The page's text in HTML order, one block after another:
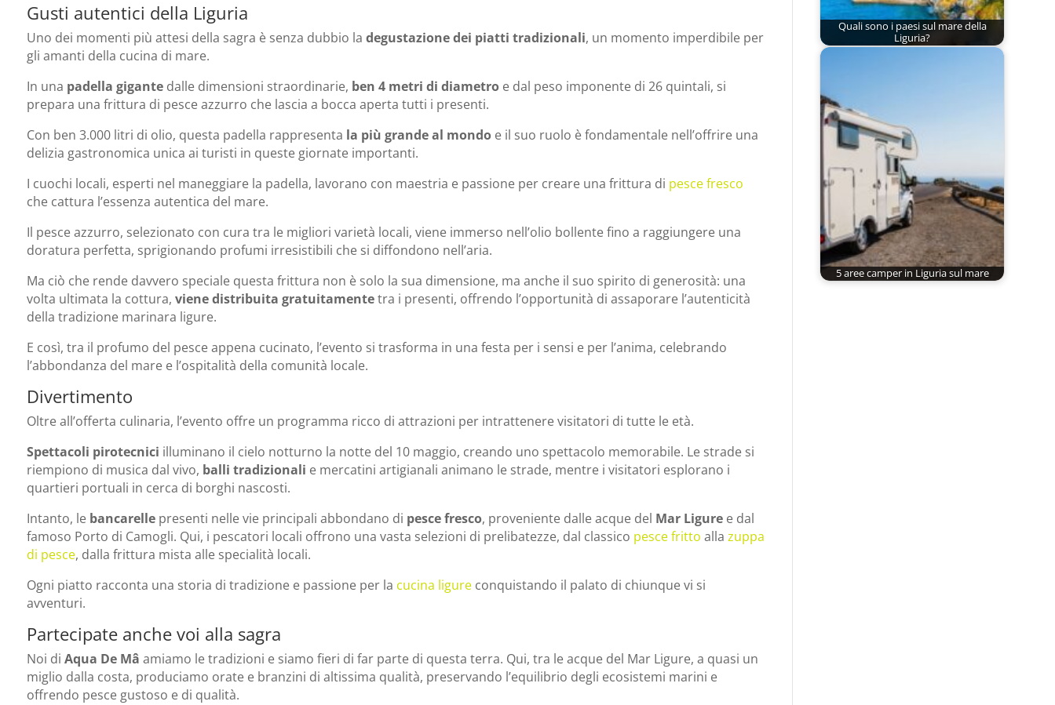
Gusti autentici della Liguria
Uno dei momenti più attesi della sagra è senza dubbio la degustazione dei piatti tradizionali, un momento imperdibile per
gli amanti della cucina di mare.
In una padella gigantedalle dimensioni straordinarie, ben 4 metri di diametroe dal peso imponente di 26 quintali, si
prepara una frittura di pesce azzurro che lascia a bocca aperta tutti i presenti.
Con ben 3.000 litri di olio, questa padella rappresenta la più grande al mondoe il suo ruolo è fondamentale nell’offrire una
delizia gastronomica unica ai turisti in queste giornate importanti.
I cuochi locali, esperti nel maneggiare la padella, lavorano con maestria e passione per creare una frittura di pesce fresco
che cattura l’essenza autentica del mare.
Il pesce azzurro, selezionato con cura tra le migliori varietà locali, viene immerso nell’olio bollente fino a raggiungere una
doratura perfetta, sprigionando profumi irresistibili che si diffondono nell’aria.
Ma ciò che rende davvero speciale questa frittura non è solo la sua dimensione, ma anche il suo spirito di generosità: una
volta ultimata la cottura, viene distribuita gratuitamentetra i presenti, offrendo l’opportunità di assaporare l’autenticità
della tradizione marinara ligure.
E così, tra il profumo del pesce appena cucinato, l’evento si trasforma in una festa per i sensi e per l’anima, celebrando
l’abbondanza del mare e l’ospitalità della comunità locale.
Divertimento
Oltre all’offerta culinaria, l’evento offre un programma ricco di attrazioni per intrattenere visitatori di tutte le età.
Spettacoli pirotecnici illuminano il cielo notturno la notte del 10 maggio, creando uno spettacolo memorabile. Le strade si
riempiono di musica dal vivo, balli tradizionali e mercatini artigianali animano le strade, mentre i visitatori esplorano i
quartieri portuali in cerca di borghi nascosti.
Intanto, le bancarellepresenti nelle vie principali abbondano di pesce fresco, proveniente dalle acque del Mar Ligure e dal
famoso Porto di Camogli. Qui, i pescatori locali offrono una vasta selezioni di prelibatezze, dal classico pesce fritto alla zuppa
di pesce, dalla frittura mista alle specialità locali.
Ogni piatto racconta una storia di tradizione e passione per la cucina ligureconquistando il palato di chiunque vi si
avventuri.
Partecipate anche voi alla sagra
Noi di Aqua De Mâ amiamo le tradizioni e siamo fieri di far parte di questa terra. Qui, tra le acque del Mar Ligure, a quasi un
miglio dalla costa, produciamo orate e branzini di altissima qualità, preservando l’equilibrio degli ecosistemi marini e
offrendo pesce gustoso e di qualità.
Quali sono i paesi sul mare della
Liguria?
5 aree camper in Liguria sul mare